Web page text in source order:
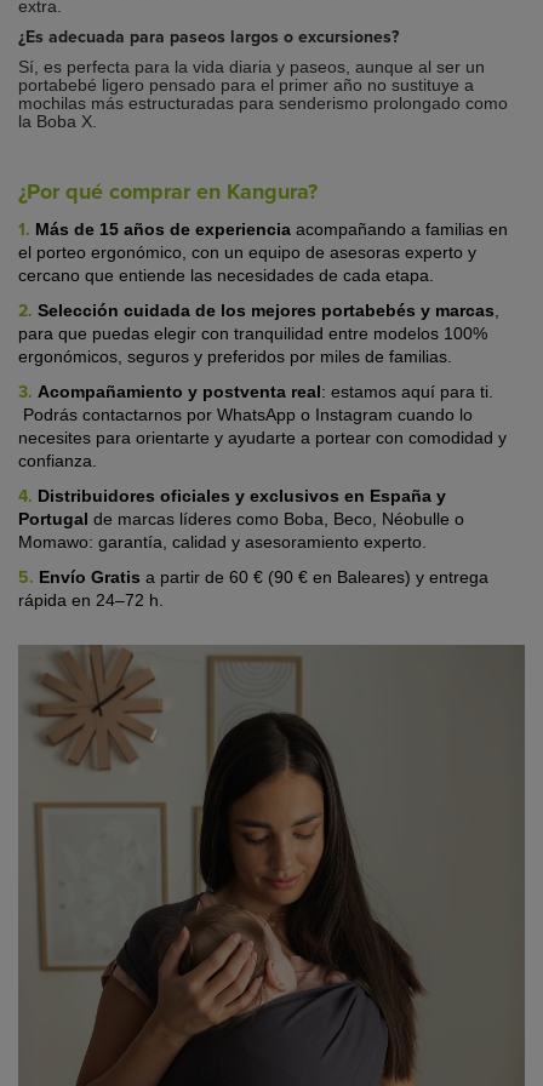
extra.
¿Es adecuada para paseos largos o excursiones?
Sí, es perfecta para la vida diaria y paseos, aunque al ser un
portabebé ligero pensado para el primer año no sustituye a
mochilas más estructuradas para senderismo prolongado como
la Boba X.
¿Por qué comprar en Kangura?
1. Más de 15 años de experiencia acompañando a familias en
el porteo ergonómico, con un equipo de asesoras experto y
cercano que entiende las necesidades de cada etapa.
2. Selección cuidada de los mejores portabebés y marcas
para que puedas elegir con tranquilidad entre modelos 100%
ergonómicos, seguros y preferidos por miles de familias.
3. Acompañamiento y postventa real: estamos aquí para ti.
Podrás contactarnos por WhatsApp o Instagram cuando lo
necesites para orientarte y ayudarte a portear con comodidad y
confianza.
4. Distribuidores oficiales y exclusivos en España y
Portugal de marcas líderes como Boba, Beco, Néobulle o
Momawo: garantía, calidad y asesoramiento experto.
5. Envío Gratis a partir de 60 € (90 € en Baleares) y entrega
rápida en 24–72 h.